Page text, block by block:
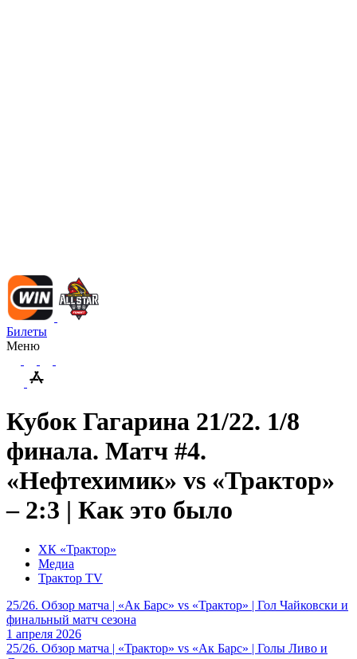
Билеты
Меню
Кубок Гагарина 21/22. 1/8
финала. Матч #4.
«Нефтехимик» vs «Трактор»
– 2:3 | Как это было
ХК «Трактор»
Медиа
Трактор TV
25/26. Обзор матча | «Ак Барс» vs «Трактор» | Гол Чайковски и
финальный матч сезона
1 апреля 2026
25/26. Обзор матча | «Трактор» vs «Ак Барс» | Голы Ливо и